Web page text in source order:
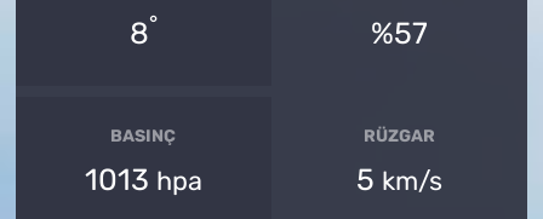
8° %57
BASINÇ
1013 hpa
RÜZGAR
5 km/s